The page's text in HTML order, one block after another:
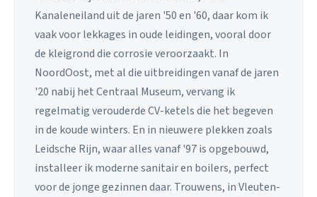
Kanaleneiland uit de jaren '50 en '60, daar kom ik
vaak voor lekkages in oude leidingen, vooral door
de kleigrond die corrosie veroorzaakt. In
NoordOost, met al die uitbreidingen vanaf de jaren
'20 nabij het Centraal Museum, vervang ik
regelmatig verouderde CV-ketels die het begeven
in de koude winters. En in nieuwere plekken zoals
Leidsche Rijn, waar alles vanaf '97 is opgebouwd,
installeer ik moderne sanitair en boilers, perfect
voor de jonge gezinnen daar. Trouwens, in Vleuten-